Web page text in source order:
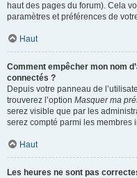
haut des pages du forum). Cela
paramètres et préférences de
Haut
Comment empêcher mon nom
connectés ?
Depuis votre panneau de
trouverez l’option Masquer ma
serez visible que par les
serez compté parmi les membres
Haut
Les heures ne sont pas